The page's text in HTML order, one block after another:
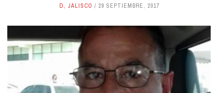
D, JALISCO 29 SEPTIEMBRE, 2017